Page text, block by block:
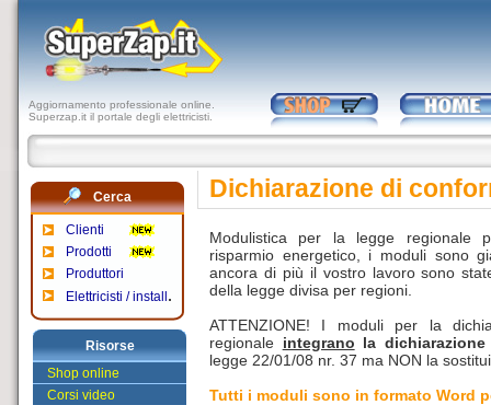
Aggiornamento professionale online.
Superzap.it il portale degli elettricisti.
Cerca
Clienti
Prodotti
Produttori
Elettricisti / install .
Risorse
Shop online
Corsi video
Dichiarazione di
Modulistica per la legge regionale
risparmio energetico, i moduli sono
ancora di più il vostro lavoro sono
della legge divisa per regioni.
ATTENZIONE! I moduli per la
regionale integrano la
legge 22/01/08 nr. 37 ma NON la
Tutti i moduli sono in formato Word